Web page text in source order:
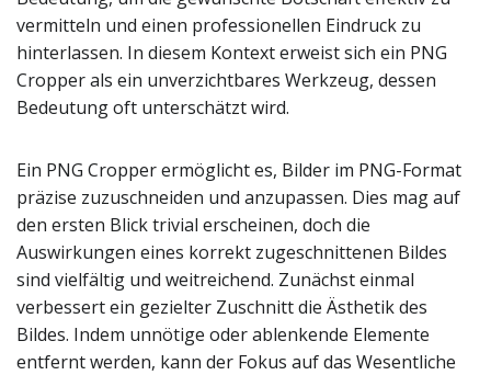
vermitteln und einen professionellen Eindruck zu
hinterlassen. In diesem Kontext erweist sich ein PNG
Cropper als ein unverzichtbares Werkzeug, dessen
Bedeutung oft unterschätzt wird.
Ein PNG Cropper ermöglicht es, Bilder im PNG-Format
präzise zuzuschneiden und anzupassen. Dies mag auf
den ersten Blick trivial erscheinen, doch die
Auswirkungen eines korrekt zugeschnittenen Bildes
sind vielfältig und weitreichend. Zunächst einmal
verbessert ein gezielter Zuschnitt die Ästhetik des
Bildes. Indem unnötige oder ablenkende Elemente
entfernt werden, kann der Fokus auf das Wesentliche